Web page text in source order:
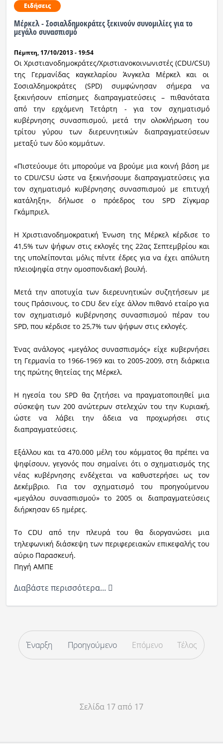
Ειδήσεις
Μέρκελ - Σοσιαλδημοκράτες ξεκινούν συνομιλίες για το
μεγάλο συνασπισμό
Πέμπτη, 17/10/2013 - 19:54
Οι Χριστιανοδημοκράτες/Χριστιανοκοινωνιστές (CDU/CSU)
της Γερμανίδας καγκελαρίου Άνγκελα Μέρκελ και οι
Σοσιαλδημοκράτες (SPD) συμφώνησαν σήμερα να
ξεκινήσουν επίσημες διαπραγματεύσεις – πιθανότατα
από την ερχόμενη Τετάρτη - για τον σχηματισμό
κυβέρνησης συνασπισμού, μετά την ολοκλήρωση του
τρίτου γύρου των διερευνητικών διαπραγματεύσεων
μεταξύ των δύο κομμάτων.
«Πιστεύουμε ότι μπορούμε να βρούμε μια κοινή βάση με
το CDU/CSU ώστε να ξεκινήσουμε διαπραγματεύσεις για
τον σχηματισμό κυβέρνησης συνασπισμού με επιτυχή
κατάληξη», δήλωσε ο πρόεδρος του SPD Ζίγκμαρ
Γκάμπριελ.
Η Χριστιανοδημοκρατική Ένωση της Μέρκελ κέρδισε το
41,5% των ψήφων στις εκλογές της 22ας Σεπτεμβρίου και
της υπολείπονται μόλις πέντε έδρες για να έχει απόλυτη
πλειοψηφία στην ομοσπονδιακή βουλή.
Μετά την αποτυχία των διερευνητικών συζητήσεων με
τους Πράσινους, το CDU δεν είχε άλλον πιθανό εταίρο για
τον σχηματισμό κυβέρνησης συνασπισμού πέραν του
SPD, που κέρδισε το 25,7% των ψήφων στις εκλογές.
Ένας ανάλογος «μεγάλος συνασπισμός» είχε κυβερνήσει
τη Γερμανία το 1966-1969 και το 2005-2009, στη διάρκεια
της πρώτης θητείας της Μέρκελ.
Η ηγεσία του SPD θα ζητήσει να πραγματοποιηθεί μια
σύσκεψη των 200 ανώτερων στελεχών του την Κυριακή,
ώστε να λάβει την άδεια να προχωρήσει στις
διαπραγματεύσεις.
Εξάλλου και τα 470.000 μέλη του κόμματος θα πρέπει να
ψηφίσουν, γεγονός που σημαίνει ότι ο σχηματισμός της
νέας κυβέρνησης ενδέχεται να καθυστερήσει ως τον
Δεκέμβριο. Για τον σχηματισμό του προηγούμενου
«μεγάλου συνασπισμού» το 2005 οι διαπραγματεύσεις
διήρκησαν 65 ημέρες.
Το CDU από την πλευρά του θα διοργανώσει μια
τηλεφωνική διάσκεψη των περιφερειακών επικεφαλής του
αύριο Παρασκευή.
Πηγή ΑΜΠΕ
Διαβάστε περισσότερα...
Έναρξη Προηγούμενο Επόμενο Τέλος
Σελίδα 17 από 17